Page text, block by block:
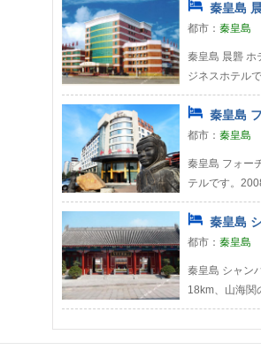
秦皇島
都市： 秦皇島
秦皇島 晨礱 ホ
ジネスホテル
秦皇島
都市： 秦皇島
秦皇島 フォー
テルです。
秦皇島
都市： 秦皇島
秦皇島 シャン
18km、山海